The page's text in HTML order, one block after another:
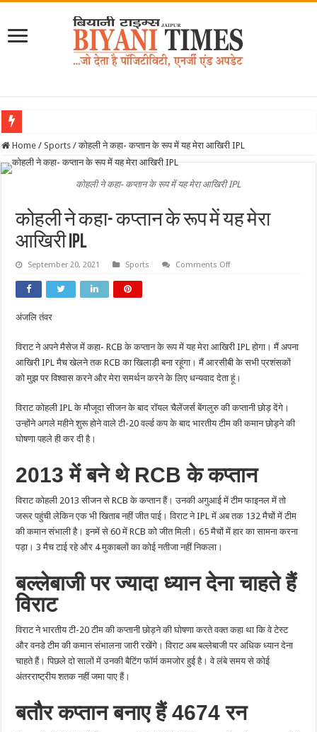
Home / Sports / कोहली ने कहा- कप्तान के रूप में यह मेरा आखिरी IPL
कोहली ने कहा- कप्तान के रूप में यह मेरा आखिरी IPL
कोहली ने कहा- कप्तान के रूप में यह मेरा
आखिरी IPL
September 20, 2021 Sports Comments Offon
मेरा
आखिरी
IPL
अंजलि तंवर
विराट ने अपने मैसेज में कहा- RCB के कप्तान के रूप में यह मेरा आखिरी IPL होगा। मैं अपना
आखिरी IPL मैच खेलने तक RCB का खिलाड़ी बना रहूंगा। मैं आरसीबी के सभी प्रशंसकों
को मुझ पर विश्वास करने और मेरा समर्थन करने के लिए धन्यवाद देता हूं।
विराट कोहली IPL के मौजूदा सीजन के बाद रॉयल चैलेंजर्स बेंगलुरु की कप्तानी छोड़ देंगे।
उन्होंने अगले महीने शुरू होने वाले टी-20 वर्ल्ड कप के बाद भारतीय टीम की कमान छोड़ने की
घोषणा पहले ही कर दी है।
2013 में बने थे RCB के कप्तान
विराट कोहली 2013 सीजन से RCB के कप्तान हैं। उनकी अगुआई में टीम फाइनल में तो
जरूर पहुंची लेकिन एक भी खिताब नहीं जीत पाई। विराट ने IPL में अब तक 132 मैचों में टीम
की कमान संभाली है। इनमें से 60 में RCB को जीत मिली। 65 मैचों में हार का सामना करना
पड़ा। 3 मैच टाई रहे और 4 मुकाबलों का कोई नतीजा नहीं निकला।
बल्लेबाजी पर ज्यादा ध्यान देना चाहते हैं
विराट
विराट ने भारतीय टी-20 टीम की कप्तानी छोड़ने की घोषणा करते वक्त कहा था कि वे टेस्ट
और वनडे टीम की कमान संभालना जारी रखेंगे। विराट अब बल्लेबाजी पर अधिक ध्यान देना
चाहते हैं। पिछले दो सालों में उनकी बैटिंग फॉर्म कमजोर हुई है। वे लंबे समय से कोई
अंतरराष्ट्रीय शतक नहीं जमा पाए हैं।
बतौर कप्तान बनाए हैं 4674 रन